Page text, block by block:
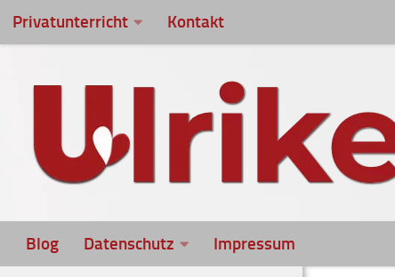
Zum Inhalt springen
Privatunterricht Kontakt
Blog Datenschutz Impressum